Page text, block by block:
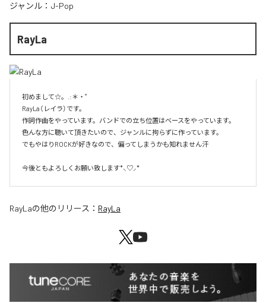
ジャンル： J-Pop
RayLa
初めまして☆。.:＊・゜
RayLa（レイラ）です。
作詞作曲をやっています。バンドでの立ち位置はベースをやっています。
色んな方に聴いて頂きたいので、ジャンルに拘らずに作っています。
でもやはりROCKが好きなので、偏ってしまうかも知れません汗
今後ともよろしくお願い致します*⸜♡⸝*
RayLaの他のリリース： RayLa